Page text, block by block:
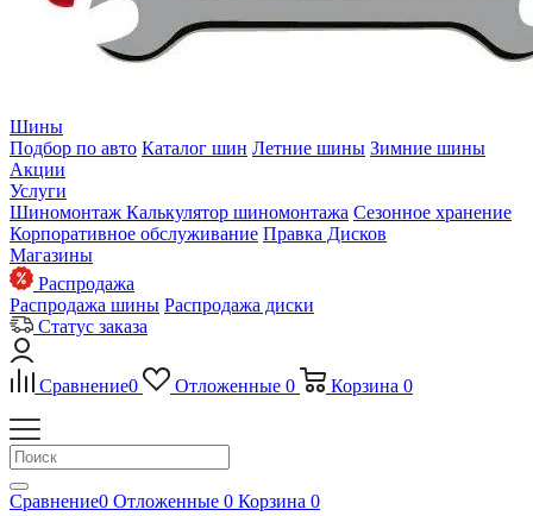
Шины
Подбор по авто Каталог шин Летние шины Зимние шины
Акции
Услуги
Шиномонтаж Калькулятор шиномонтажа Сезонное хранение
Корпоративное обслуживание Правка Дисков
Магазины
Распродажа
Распродажа шины Распродажа диски
Статус заказа
Сравнение0 Отложенные 0 Корзина 0
Сравнение0 Отложенные 0 Корзина 0